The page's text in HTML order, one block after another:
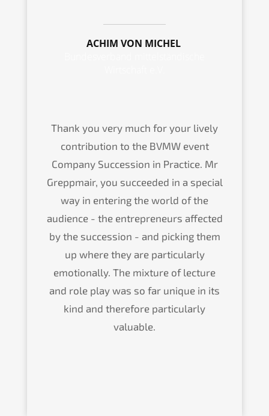
ACHIM VON MICHEL
Thank you very much for your lively
contri­bu­ti­on to the BVMWevent
Compa­ny Succes­si­on in Practi­ce. Mr
Grepp­mair, you succee­ded in a special
way in entering the world of the
audience - the entre­pre­neurs affec­ted
by the succes­si­on - and picking them
up where they are parti­cu­lar­ly
emotio­nal­ly. The mixtu­re of lectu­re
and role play was so far unique in its
kind and there­fo­re parti­cu­lar­ly
valuable.